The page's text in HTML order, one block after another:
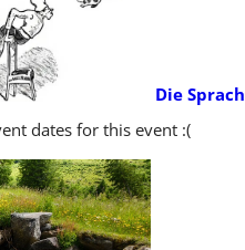
Die
dates for this event :(